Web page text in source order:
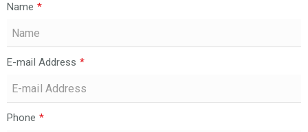
Name *
E-mail Address *
Phone *